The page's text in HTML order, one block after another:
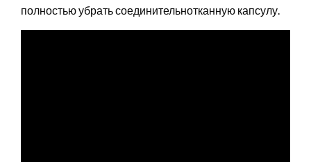
полностью убрать соединительнотканную капсулу.